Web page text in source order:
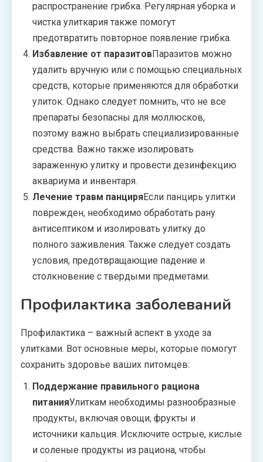
распространение грибка. Регулярная уборка и
чистка улиткария также помогут
предотвратить повторное появление грибка.
Избавление от паразитовПаразитов можно
удалить вручную или с помощью специальных
средств, которые применяются для обработки
улиток. Однако следует помнить, что не все
препараты безопасны для моллюсков,
поэтому важно выбрать специализированные
средства. Важно также изолировать
зараженную улитку и провести дезинфекцию
аквариума и инвентаря.
Лечение травм панциряЕсли панцирь улитки
поврежден, необходимо обработать рану
антисептиком и изолировать улитку до
полного заживления. Также следует создать
условия, предотвращающие падение и
столкновение с твердыми предметами.
Профилактика заболеваний
Профилактика – важный аспект в уходе за
улитками. Вот основные меры, которые помогут
сохранить здоровье ваших питомцев:
Поддержание правильного рациона
питанияУлиткам необходимы разнообразные
продукты, включая овощи, фрукты и
источники кальция. Исключите острые, кислые
и соленые продукты из рациона, чтобы